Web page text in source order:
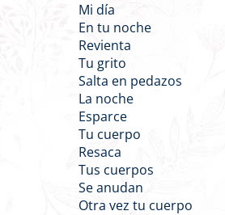
Mi día
En tu noche
Revienta
Tu grito
Salta en pedazos
La noche
Esparce
Tu cuerpo
Resaca
Tus cuerpos
Se anudan
Otra vez tu cuerpo